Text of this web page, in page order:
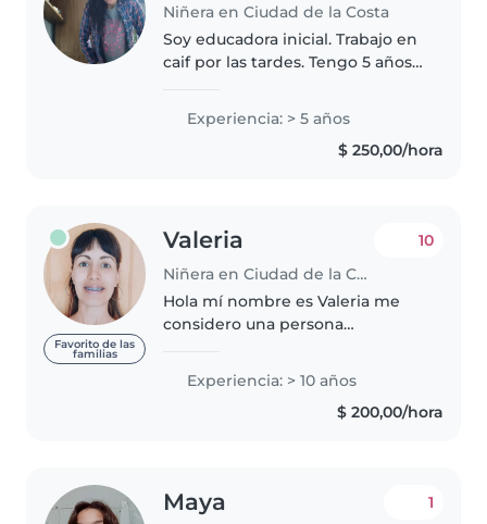
Niñera en Ciudad de la Costa
Soy educadora inicial. Trabajo en
caif por las tardes. Tengo 5 años
Trabajando con bebés y niños en
primera infancia. Práctico
deportes y me estoy formando..
Experiencia: > 5 años
$ 250,00/hora
Favorito de las
familias
Valeria
Niñera en Ciudad de la Costa
10
Hola mí nombre es Valeria me
considero una persona
Tengo 8 años de experiencia
trabajando en un centro
educativo( nivel inicial)como
Experiencia: > 10 años
$ 200,00/hora
Maya 1